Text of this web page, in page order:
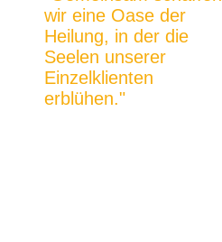
wir eine Oase der
Heilung, in der die
Seelen unserer
Einzelklienten
erblühen."